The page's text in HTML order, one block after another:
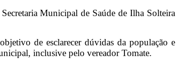
Municipal de Saúde de Ilha Solteira
de esclarecer dúvidas da população e
inclusive pelo vereador Tomate.